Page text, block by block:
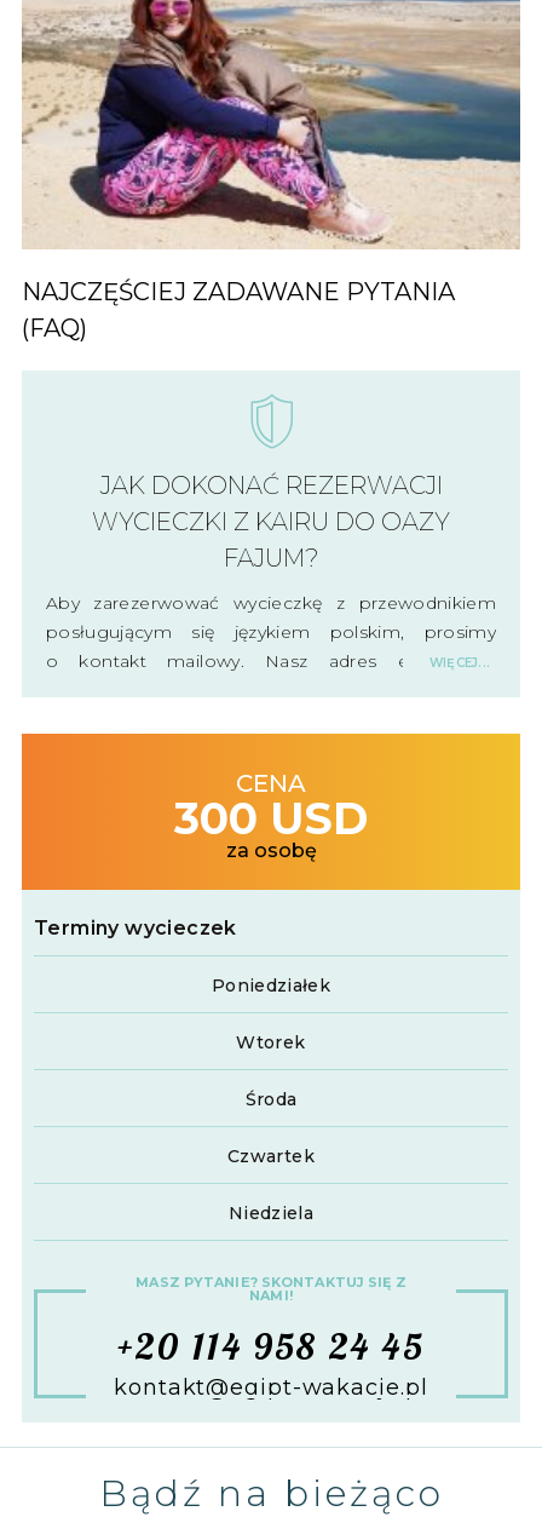
NAJCZĘŚCIEJ ZADAWANE PYTANIA
(FAQ)
JAK DOKONAĆ REZERWACJI
WYCIECZKI Z KAIRU DO OAZY
FAJUM?
Aby zarezerwować wycieczkę z przewodnikiem
posługującym się językiem polskim, prosimy
o kontakt mailowy. Nasz adres e-mail to:
pamiętać, że rezerwacja musi być dokonana co
najmniej na dwa tygodnie przed planowanym
terminem wycieczki. Dziękujemy za
WIĘCEJ...
CENA
300 USD
za osobę
Terminy wycieczek
Poniedziałek
Wtorek
Środa
Czwartek
Niedziela
MASZ PYTANIE? SKONTAKTUJ SIĘ Z
NAMI!
+20 114 958 24 45
kontakt@egipt-wakacje.pl
Bądź na bieżąco